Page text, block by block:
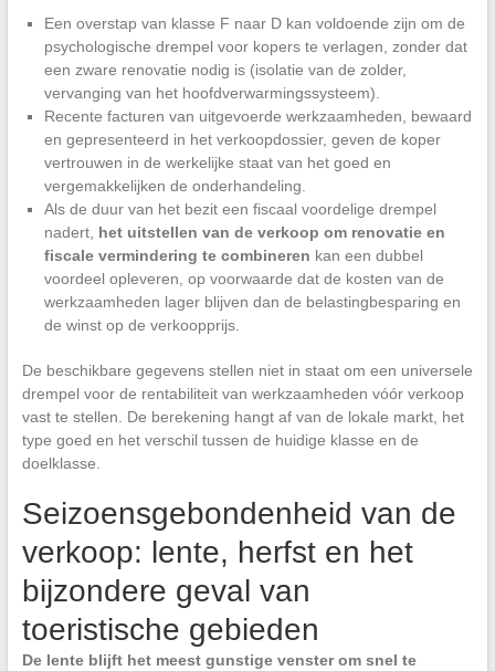
Een overstap van klasse F naar D kan voldoende zijn om de
psychologische drempel voor kopers te verlagen, zonder dat
een zware renovatie nodig is (isolatie van de zolder,
vervanging van het hoofdverwarmingssysteem).
Recente facturen van uitgevoerde werkzaamheden, bewaard
en gepresenteerd in het verkoopdossier, geven de koper
vertrouwen in de werkelijke staat van het goed en
vergemakkelijken de onderhandeling.
Als de duur van het bezit een fiscaal voordelige drempel
nadert, het uitstellen van de verkoop om renovatie en
fiscale vermindering te combineren kan een dubbel
voordeel opleveren, op voorwaarde dat de kosten van de
werkzaamheden lager blijven dan de belastingbesparing en
de winst op de verkoopprijs.
De beschikbare gegevens stellen niet in staat om een universele
drempel voor de rentabiliteit van werkzaamheden vóór verkoop
vast te stellen. De berekening hangt af van de lokale markt, het
type goed en het verschil tussen de huidige klasse en de
doelklasse.
Seizoensgebondenheid van de
verkoop: lente, herfst en het
bijzondere geval van
toeristische gebieden
De lente blijft het meest gunstige venster om snel te